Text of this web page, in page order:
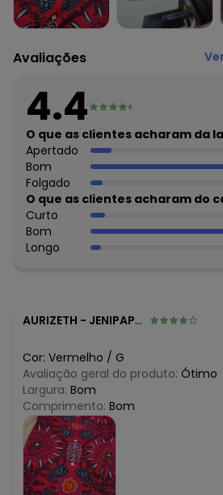
Avaliações
4.4
O que as clientes acharam da
Apertado
Bom
Folgado
O que as clientes acharam do
Curto
Bom
Longo
AURIZETH - JENIPAPO DE MINAS - MG
Cor: Vermelho / G
Avaliação geral do produto: Ótimo
Largura: Bom
Comprimento: Bom